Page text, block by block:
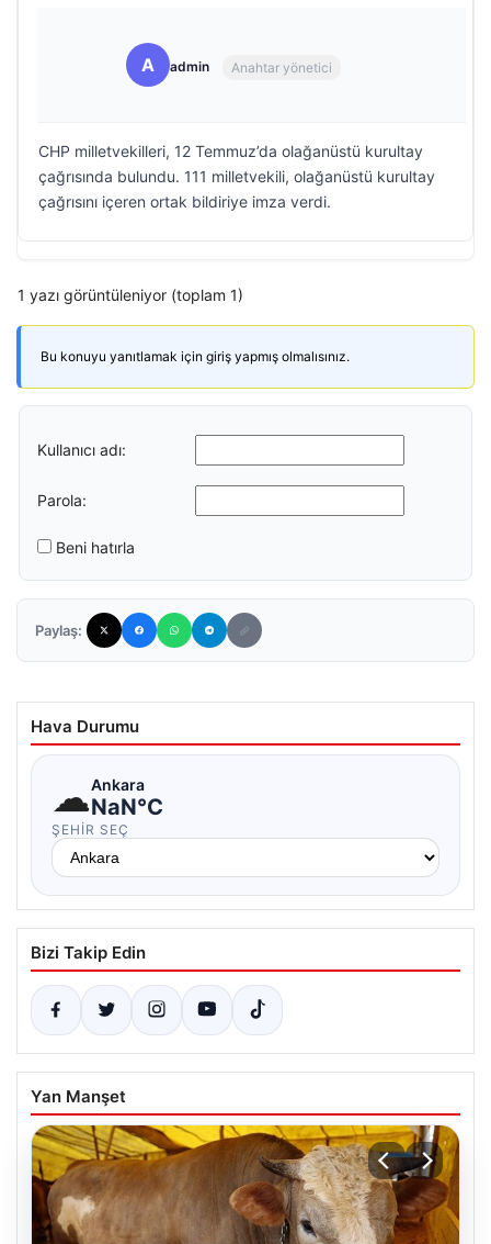
A admin Anahtar yönetici
CHP milletvekilleri, 12 Temmuz’da olağanüstü kurultay
çağrısında bulundu. 111 milletvekili, olağanüstü kurultay
çağrısını içeren ortak bildiriye imza verdi.
1 yazı görüntüleniyor (toplam 1)
Bu konuyu yanıtlamak için giriş yapmış olmalısınız.
Kullanıcı adı:
Parola:
Beni hatırla
Paylaş:
Hava Durumu
☁Ankara
NaN°C
ŞEHIR SEÇ
Bizi Takip Edin
Yan Manşet